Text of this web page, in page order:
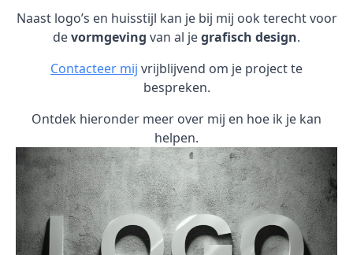
Naast logo’s en huisstijl kan je bij mij ook terecht voor
devormgeving van al jegrafisch design.
Contacteer mij vrijblijvend om je project te
bespreken.
Ontdek hieronder meer over mij en hoe ik je kan
helpen.